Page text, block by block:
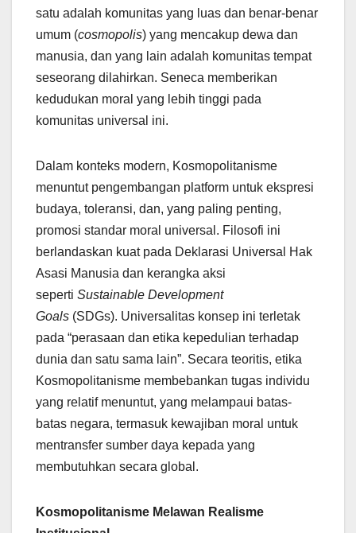
satu adalah komunitas yang luas dan benar-benar
umum (cosmopolis) yang mencakup dewa dan
manusia, dan yang lain adalah komunitas tempat
seseorang dilahirkan. Seneca memberikan
kedudukan moral yang lebih tinggi pada
komunitas universal ini.
Dalam konteks modern, Kosmopolitanisme
menuntut pengembangan platform untuk ekspresi
budaya, toleransi, dan, yang paling penting,
promosi standar moral universal. Filosofi ini
berlandaskan kuat pada Deklarasi Universal Hak
Asasi Manusia dan kerangka aksi
seperti Sustainable Development
Goals (SDGs). Universalitas konsep ini terletak
pada “perasaan dan etika kepedulian terhadap
dunia dan satu sama lain”. Secara teoritis, etika
Kosmopolitanisme membebankan tugas individu
yang relatif menuntut, yang melampaui batas-
batas negara, termasuk kewajiban moral untuk
mentransfer sumber daya kepada yang
membutuhkan secara global.
Kosmopolitanisme Melawan Realisme